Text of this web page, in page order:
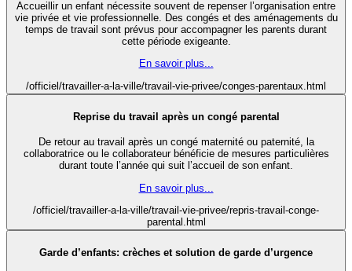
Accueillir un enfant nécessite souvent de repenser l’organisation entre
vie privée et vie professionnelle. Des congés et des aménagements du
temps de travail sont prévus pour accompagner les parents durant
cette période exigeante.
En savoir plus...
/officiel/travailler-a-la-ville/travail-vie-privee/conges-parentaux.html
Reprise du travail après un congé parental
De retour au travail après un congé maternité ou paternité, la
collaboratrice ou le collaborateur bénéficie de mesures particulières
durant toute l’année qui suit l’accueil de son enfant.
En savoir plus...
/officiel/travailler-a-la-ville/travail-vie-privee/repris-travail-conge-
parental.html
Garde d’enfants: crèches et solution de garde d’urgence